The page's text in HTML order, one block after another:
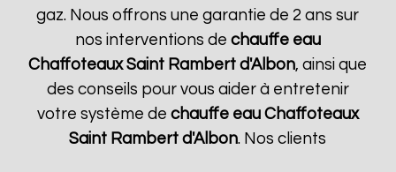
gaz. Nous offrons une garantie de 2 ans sur
nos interventions de chauffe eau
Chaffoteaux Saint Rambert d'Albon, ainsi que
des conseils pour vous aider à entretenir
votre système de chauffe eau Chaffoteaux
Saint Rambert d'Albon. Nos clients